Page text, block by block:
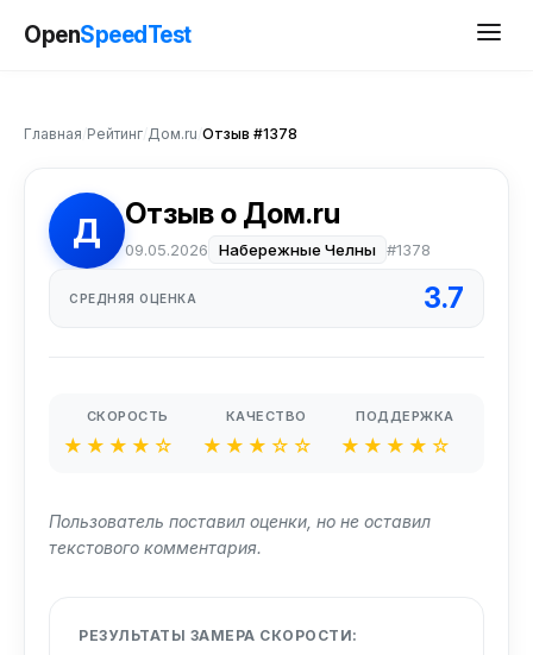
OpenSpeedTest
Главная Рейтинг Дом.ru Отзыв #1378
Д Отзыв о Дом.ru
09.05.2026 Набережные Челны #1378
3.7
СРЕДНЯЯ ОЦЕНКА
СКОРОСТЬ
★★★★☆
КАЧЕСТВО
★★★☆☆
ПОДДЕРЖКА
★★★★☆
Пользователь поставил оценки, но не оставил
текстового комментария.
РЕЗУЛЬТАТЫ ЗАМЕРА СКОРОСТИ: